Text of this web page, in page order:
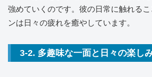
強めていくのです。彼の日常に触れる
ンは日々の疲れを癒やしています。
3-2. 多趣味な一面と日々の楽し